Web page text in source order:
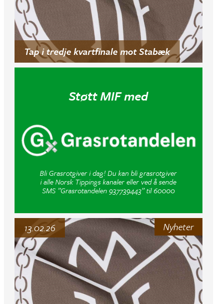
Tap i tredje kvartfinale mot Stabæk
Støtt MIF med
Bli Grasrotgiver i dag! Du kan bli grasrotgiver
i alle Norsk Tippings kanaler eller ved å sende
SMS ”Grasrotandelen 937739443” til 60000
Nyheter
13.02.26